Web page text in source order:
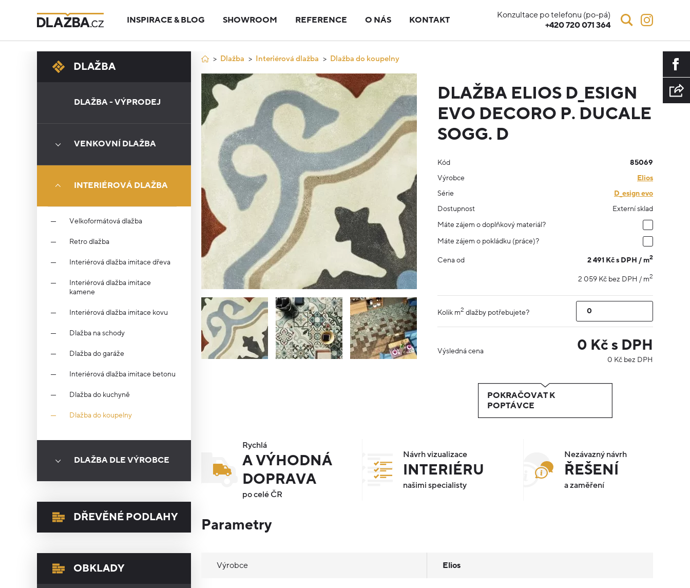
INSPIRACE & BLOG SHOWROOM REFERENCE O NÁS KONTAKT
Konzultace po telefonu (po-pá)
+420 720 071 364
DLAŽBA
DLAŽBA - VÝPRODEJ
VENKOVNÍ DLAŽBA
INTERIÉROVÁ DLAŽBA
Velkoformátová dlažba
Retro dlažba
Interiérová dlažba imitace dřeva
Interiérová dlažba imitace
kamene
Interiérová dlažba imitace kovu
Dlažba na schody
Dlažba do garáže
Interiérová dlažba imitace betonu
Dlažba do kuchyně
Dlažba do koupelny
DLAŽBA DLE VÝROBCE
DŘEVĚNÉ PODLAHY
OBKLADY
Dlažba Interiérová dlažba Dlažba do koupelny
DLAŽBA ELIOS D_ESIGN
EVO DECORO P. DUCALE
SOGG. D
Kód
85069
Výrobce
Elios
Série
D_esign evo
Dostupnost
Externí sklad
Máte zájem o doplňkový materiál?
Máte zájem o pokládku (práce)?
Cena od
2 491 Kč s DPH / m2
2 059 Kč bez DPH / m2
Kolik m2 dlažby potřebujete?
Výsledná cena 0 Kč s DPH
0 Kč bez DPH
POKRAČOVAT K
POPTÁVCE
Rychlá
A VÝHODNÁ
DOPRAVA
po celé ČR
Návrh vizualizace
INTERIÉRU
našimi specialisty
Nezávazný návrh
ŘEŠENÍ
a zaměření
Parametry
Výrobce Elios